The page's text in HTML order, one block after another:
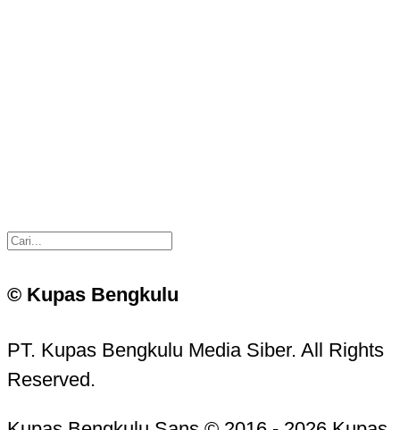
© Kupas Bengkulu
PT. Kupas Bengkulu Media Siber. All Rights
Reserved.